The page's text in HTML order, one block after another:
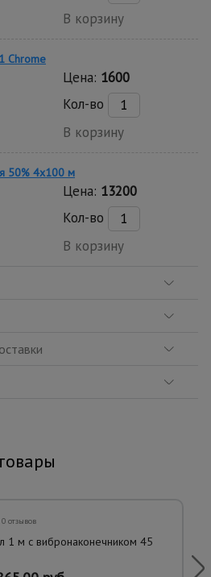
В корзину
Chrome
Цена: 1600
Кол-во
В корзину
50% 4х100 м
Цена: 13200
Кол-во
В корзину
0 отзывов
1 м с вибронаконечником 45